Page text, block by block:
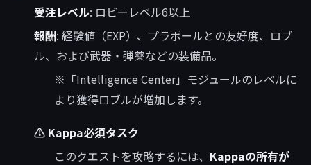
受注レベル: ロビーレベル6以上
報酬: 経験値（EXP）、プラポールとの友好度、ロブ
ル、および武器・弾薬などの装備品。
※「Intelligence Center」モジュールのレベルに
より獲得ロブルが増加します。
⚠️ Kappa必須タスク
このクエストを攻略するには、 Kappaの所有が